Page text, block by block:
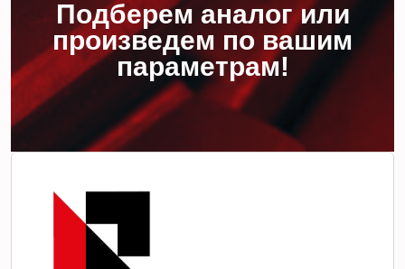
Подберем аналог или
произведем по вашим
параметрам!